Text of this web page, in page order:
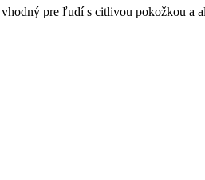
pre ľudí s citlivou pokožkou a